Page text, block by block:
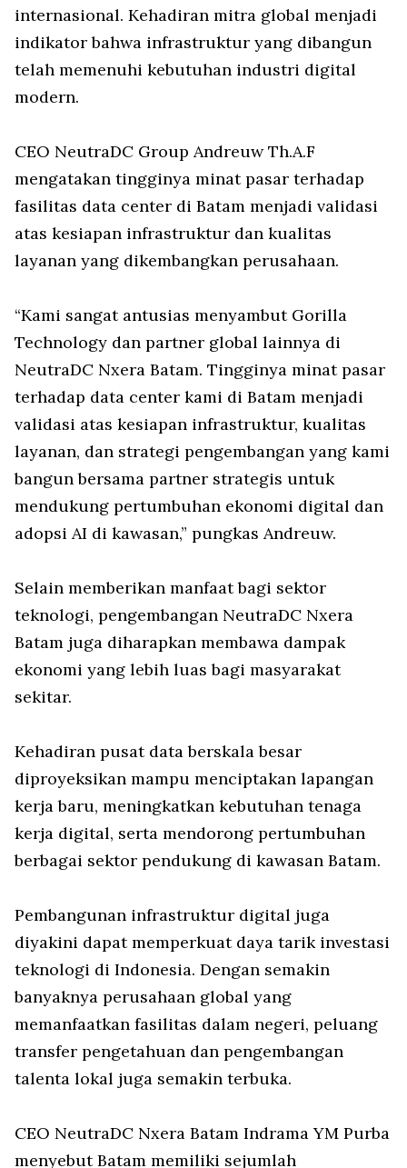
internasional. Kehadiran mitra global menjadi
indikator bahwa infrastruktur yang dibangun
telah memenuhi kebutuhan industri digital
modern.
CEO NeutraDC Group Andreuw Th.A.F
mengatakan tingginya minat pasar terhadap
fasilitas data center di Batam menjadi validasi
atas kesiapan infrastruktur dan kualitas
layanan yang dikembangkan perusahaan.
“Kami sangat antusias menyambut Gorilla
Technology dan partner global lainnya di
NeutraDC Nxera Batam. Tingginya minat pasar
terhadap data center kami di Batam menjadi
validasi atas kesiapan infrastruktur, kualitas
layanan, dan strategi pengembangan yang kami
bangun bersama partner strategis untuk
mendukung pertumbuhan ekonomi digital dan
adopsi AI di kawasan,” pungkas Andreuw.
Selain memberikan manfaat bagi sektor
teknologi, pengembangan NeutraDC Nxera
Batam juga diharapkan membawa dampak
ekonomi yang lebih luas bagi masyarakat
sekitar.
Kehadiran pusat data berskala besar
diproyeksikan mampu menciptakan lapangan
kerja baru, meningkatkan kebutuhan tenaga
kerja digital, serta mendorong pertumbuhan
berbagai sektor pendukung di kawasan Batam.
Pembangunan infrastruktur digital juga
diyakini dapat memperkuat daya tarik investasi
teknologi di Indonesia. Dengan semakin
banyaknya perusahaan global yang
memanfaatkan fasilitas dalam negeri, peluang
transfer pengetahuan dan pengembangan
talenta lokal juga semakin terbuka.
CEO NeutraDC Nxera Batam Indrama YM Purba
menyebut Batam memiliki sejumlah